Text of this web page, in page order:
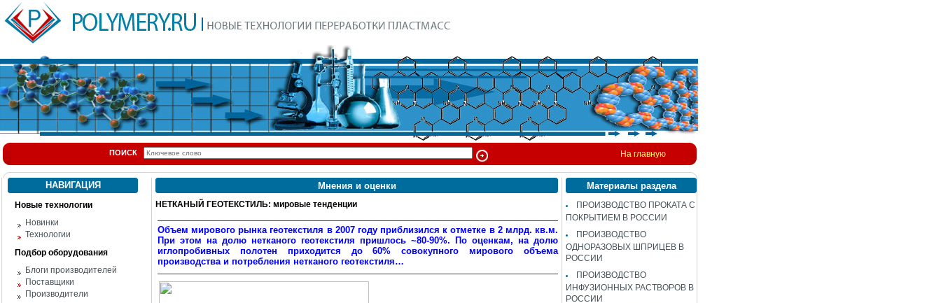
ПОИСК На главную
НАВИГАЦИЯ
Новые технологии
Новинки
Технологии
Подбор оборудования
Блоги производителей
Поставщики
Производители
Мнения и оценки
НЕТКАНЫЙ ГЕОТЕКСТИЛЬ: мировые тенденции
Объем мирового рынка геотекстиля в 2007 году приблизился к отметке в 2 млрд. кв.м.
При этом на долю нетканого геотекстиля пришлось ~80-90%. По оценкам, на долю
иглопробивных полотен приходится до 60% совокупного мирового объема
производства и потребления нетканого геотекстиля…
Материалы раздела
ПРОИЗВОДСТВО ПРОКАТА С
ПОКРЫТИЕМ В РОССИИ
ПРОИЗВОДСТВО
ОДНОРАЗОВЫХ ШПРИЦЕВ В
РОССИИ
ПРОИЗВОДСТВО
ИНФУЗИОННЫХ РАСТВОРОВ В
РОССИИ